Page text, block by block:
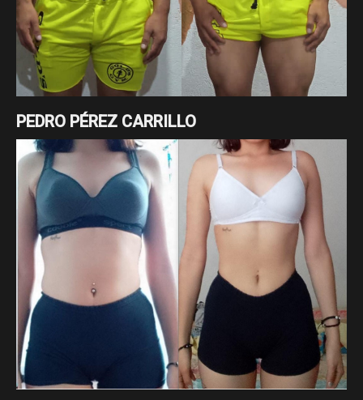
PEDRO PÉREZ CARRILLO
Cambio enfocado a pérdida de grasa